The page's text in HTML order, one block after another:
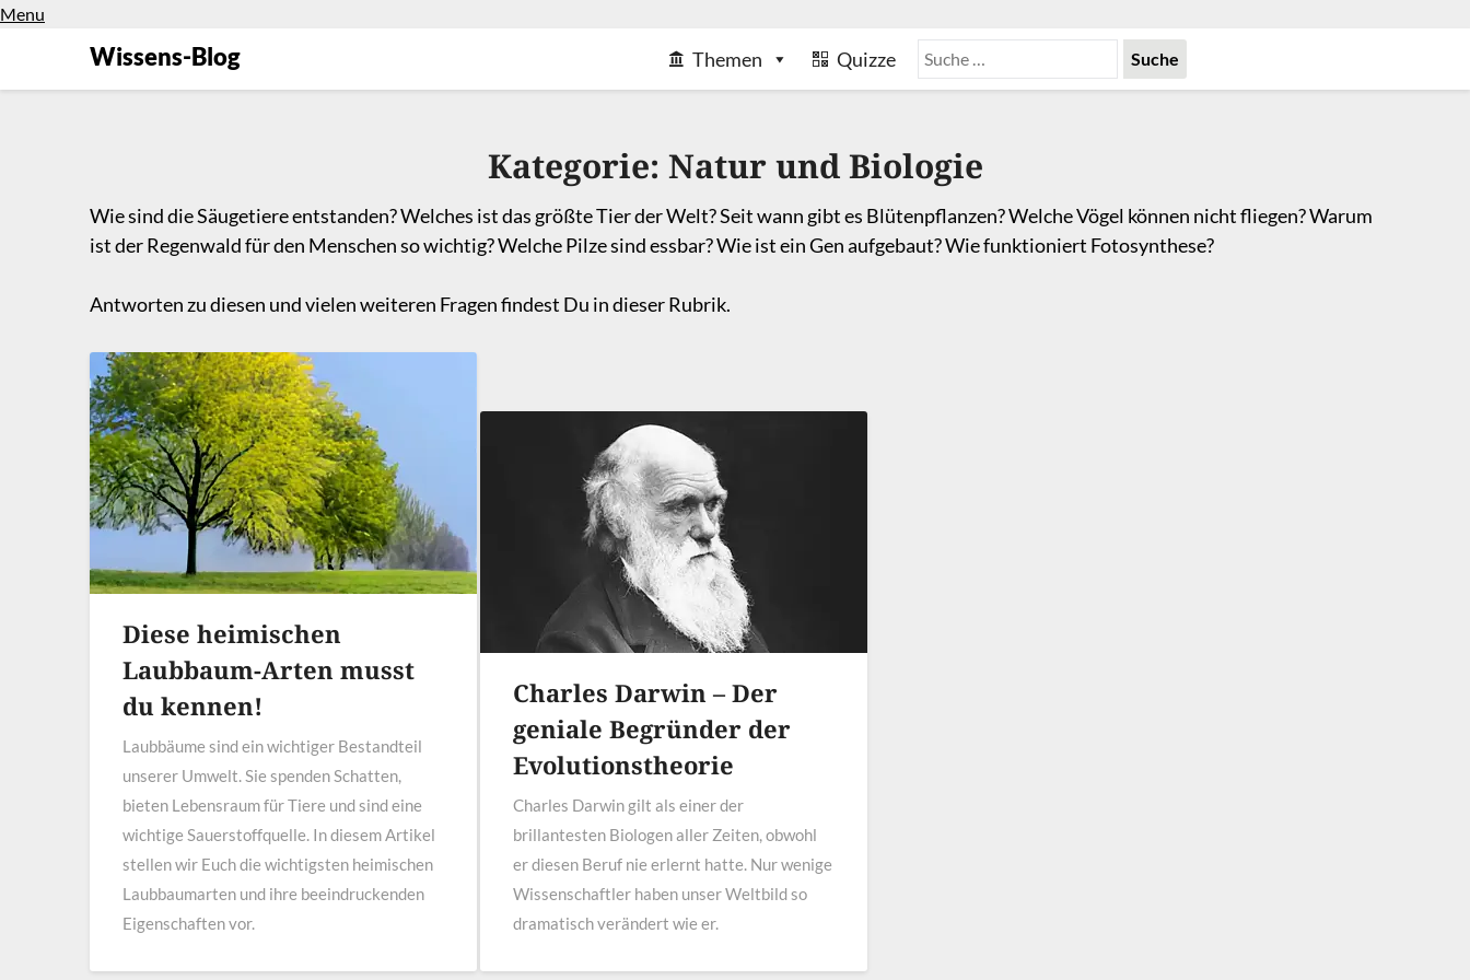
Menu
Wissens-Blog Themen Quizze
Kategorie: Natur und Biologie
Wie sind die Säugetiere entstanden? Welches ist das größte Tier der Welt? Seit wann gibt es Blütenpflanzen? Welche Vögel können nicht fliegen? Warum
ist der Regenwald für den Menschen so wichtig? Welche Pilze sind essbar? Wie ist ein Gen aufgebaut? Wie funktioniert Fotosynthese?
Antworten zu diesen und vielen weiteren Fragen findest Du in dieser Rubrik.
Diese heimischen
Laubbaum-Arten musst
du kennen!
Laubbäume sind ein wichtiger Bestandteil
unserer Umwelt. Sie spenden Schatten,
bieten Lebensraum für Tiere und sind eine
wichtige Sauerstoffquelle. In diesem Artikel
stellen wir Euch die wichtigsten heimischen
Laubbaumarten und ihre beeindruckenden
Eigenschaften vor.
Charles Darwin – Der
geniale Begründer der
Evolutionstheorie
Charles Darwin gilt als einer der
brillantesten Biologen aller Zeiten, obwohl
er diesen Beruf nie erlernt hatte. Nur wenige
Wissenschaftler haben unser Weltbild so
dramatisch verändert wie er.